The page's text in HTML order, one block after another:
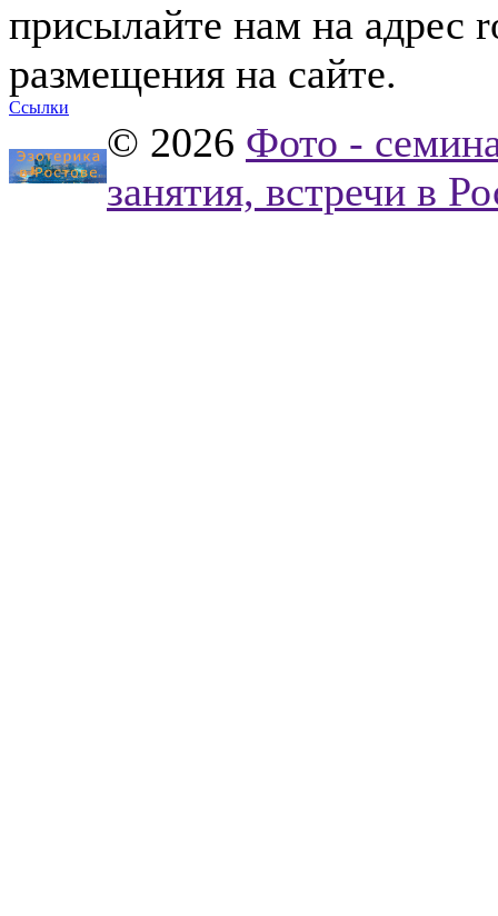
присылайте нам на адрес
размещения на сайте.
Ссылки
© 2026 Фото -
занятия, встречи в